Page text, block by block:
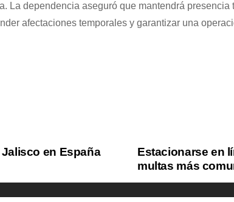
La dependencia aseguró que mantendrá
afectaciones temporales y garantizar una
Estacionarse en
multas más
en España